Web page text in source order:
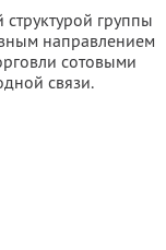
группы
направлением
сотовыми
связи.